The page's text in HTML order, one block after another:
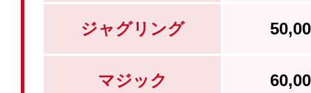
ジャグリング
マジック